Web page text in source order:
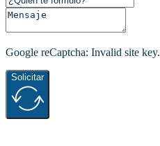
Google reCaptcha: Invalid site key.
Solicitar